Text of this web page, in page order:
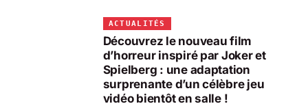
ACTUALITÉS
Découvrez le nouveau film
d’horreur inspiré par Joker et
Spielberg : une adaptation
surprenante d’un célèbre jeu
vidéo bientôt en salle !